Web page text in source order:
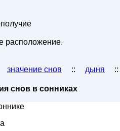
расположение.
значение снов :: дыня ::
снов в сонниках